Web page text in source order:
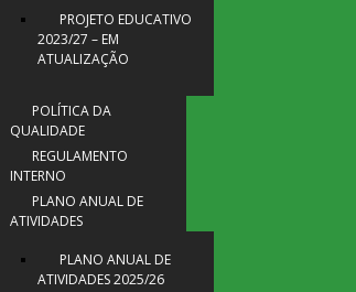
PROJETO EDUCATIVO
2023/27 – EM
ATUALIZAÇÃO
POLÍTICA DA
QUALIDADE
REGULAMENTO
INTERNO
PLANO ANUAL DE
ATIVIDADES
PLANO ANUAL DE
ATIVIDADES 2025/26